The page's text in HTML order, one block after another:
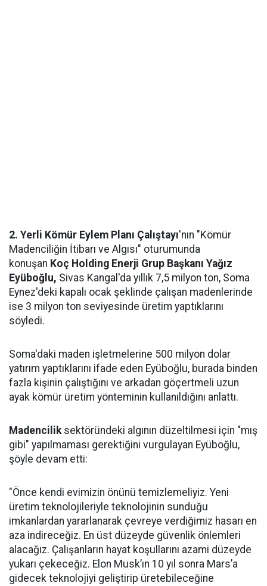
2. Yerli Kömür Eylem Planı Çalıştayı'nın "Kömür
Madenciliğin İtibarı ve Algısı" oturumunda
konuşan Koç Holding Enerji Grup Başkanı Yağız
Eyüboğlu, Sivas Kangal'da yıllık 7,5 milyon ton, Soma
Eynez'deki kapalı ocak şeklinde çalışan madenlerinde
ise 3 milyon ton seviyesinde üretim yaptıklarını
söyledi.
Soma'daki maden işletmelerine 500 milyon dolar
yatırım yaptıklarını ifade eden Eyüboğlu, burada binden
fazla kişinin çalıştığını ve arkadan göçertmeli uzun
ayak kömür üretim yönteminin kullanıldığını anlattı.
Madenciliksektöründeki algının düzeltilmesi için "mış
gibi" yapılmaması gerektiğini vurgulayan Eyüboğlu,
şöyle devam etti:
"Önce kendi evimizin önünü temizlemeliyiz. Yeni
üretim teknolojileriyle teknolojinin sunduğu
imkanlardan yararlanarak çevreye verdiğimiz hasarı en
aza indireceğiz. En üst düzeyde güvenlik önlemleri
alacağız. Çalışanların hayat koşullarını azami düzeyde
yukarı çekeceğiz. Elon Musk’ın 10 yıl sonra Mars’a
gidecek teknolojiyi geliştirip üretebileceğine